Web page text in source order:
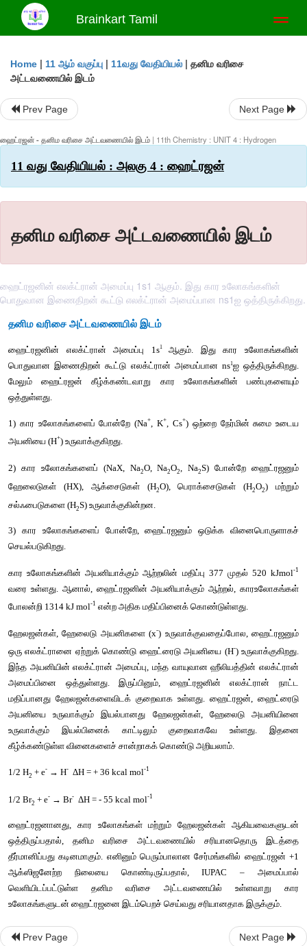
Brainkart Tamil
Home | 11 ஆம் வகுப்பு | 11வது வேதியியல் | தனிம வரிசை
அட்டவணையில் இடம்
Prev Page Next Page
ஹைட்ரஜன் - தனிம வரிசை அட்டவணையில் இடம் | 11th Chemistry : UNIT 4 : Hydrogen
11 வது வேதியியல் : அலகு 4 : ஹைட்ரஜன்
தனிம வரிசை அட்டவணையில் இடம்
ஹைட்ரஜனின் எலக்ட்ரான் அமைப்பு 1s1 ஆகும். இது கார உலோகங்களின்
பொதுவான இணைதிறன் கூட்டு எலக்ட்ரான் அமைப்பான ns1ஐ ஒத்திருக்கிறது.
தனிம வரிசை
ஹைட்ரஜனின் எலக்ட்ரான்
மேலும்
கீழ்க்கண்டவாறு கார
உலோகங்களின்
1) கார உலோகங்களைப் போன்றே (Na +, K +, Cs ) ஒற்றை
அயனியை (H
2) கார உலோகங்களைப் (NaX, Na2O, Na 2O2, Na2S) போன்றே
ஹேலைடுகள் (HX), ஆக்சைடுகள் (H O), பெராக்சைடுகள்
சல்ஃபைடுகளை (H2 S) உருவாக்குகின்றன.
3) கார உலோகங்களைப் போன்றே , ஹைட்ரஜனும் ஒடுக்க
செயல்படுகிறது.
கார உலோகங்களின் அயனியாக்கும் ஆற்றலின் மதிப்பு 377
வரை உள்ளது. ஆனால் ஹைட்ரஜனின் அயனியாக்கும் ஆற்றல்,
அயனிகளை
இந்த
அயனியின் அமைப்பு, மந்த வாயுவான
அமைப்பினை
ஒத்துள்ளது. இருப்பினும், ஹைட்ரஜனின்
மதிப்பானது
ஹேலஜன்களைவிடக் குறைவாக உள்ளது .
அயனியை
உருவாக்கும் இயல்பானது ஹேலஜன்கள், ஹேலைடு
உருவாக்கும்
இயல்பினைக் காட்டிலும் குறைவாகவே
கீழ்க்கண்டுள்ள
கொண்டு அறியலாம்.
Prev Page Next Page